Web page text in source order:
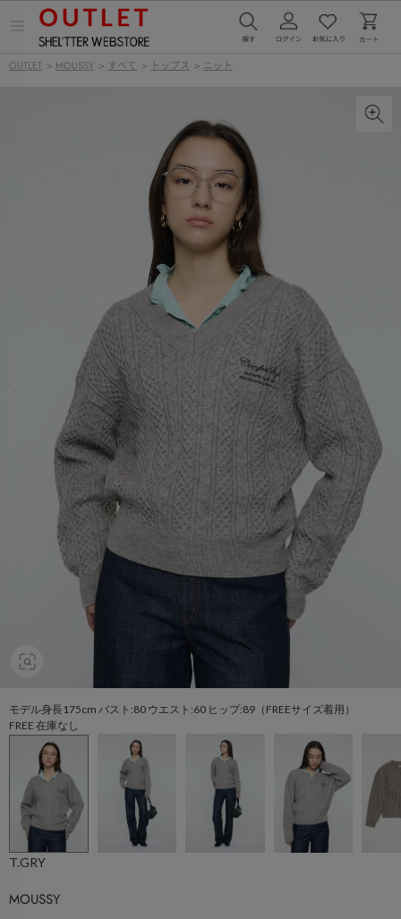
ー
OUTLET > MOUSSY > すべて > トップス > ニット
モデル身長175cm バスト:80 ウエスト:60 ヒップ:89（FREEサイズ着用）
FREE 在庫なし
T.GRY
MOUSSY